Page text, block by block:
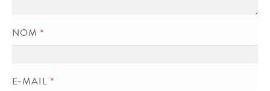
NOM *
E-MAIL *